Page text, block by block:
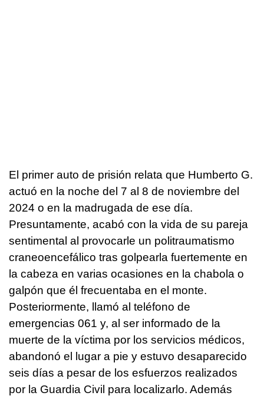
El primer auto de prisión relata que Humberto G.
actuó en la noche del 7 al 8 de noviembre del
2024 o en la madrugada de ese día.
Presuntamente, acabó con la vida de su pareja
sentimental al provocarle un politraumatismo
craneoencefálico tras golpearla fuertemente en
la cabeza en varias ocasiones en la chabola o
galpón que él frecuentaba en el monte.
Posteriormente, llamó al teléfono de
emergencias 061 y, al ser informado de la
muerte de la víctima por los servicios médicos,
abandonó el lugar a pie y estuvo desaparecido
seis días a pesar de los esfuerzos realizados
por la Guardia Civil para localizarlo. Además